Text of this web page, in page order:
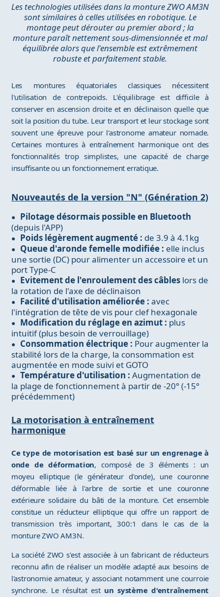
Les technologies utilisées dans la monture ZWO AM3N
sont similaires à celles utilisées en robotique. Le
montage peut dérouter au premier abord ; la
monture paraît nettement sous-dimensionnée et mal
équilibrée alors que l'ensemble est extrêmement
robuste et parfaitement stable.
Les montures équatoriales classiques nécessitent
l'utilisation de contrepoids. L'équilibrage est difficile à
conserver en ascension droite et en déclinaison quelle que
soit la position du tube. Leur transport et leur stockage sont
souvent une épreuve pour l'astronome amateur nomade.
Certaines montures à entraînement harmonique ont des
fonctionnalités trop simplistes, une capacité de charge
insuffisante ou un fonctionnement erratique.
Nouveautés de la version "N" (Génération 2)
Pilotage désormais possible en Bluetooth
(depuis l'APP)
Poids légèrement augmenté : de 3.9 à 4.1kg
Queue d'aronde femelle modifiée : elle inclus
une sortie (DC) pour alimenter un accessoire et un
port Type-C
Evitement de l'enroulement des câbleslors de
la rotation de l'axe de déclinaison
Facilité d'utilisation améliorée : avec
l'intégration de tête de vis pour clef hexagonale
Modification du réglage en azimut : plus
intuitif (plus besoin de verrouillage)
Consommation électrique : Pour augmenter la
stabilité lors de la charge, la consommation est
augmentée en mode suivi et GOTO
Température d'utilisation : Augmentation de
la plage de fonctionnement à partir de -20° (-15°
précédemment)
La motorisation à entraînement
harmonique
Ce type de motorisation est basé sur un engrenage à
onde de déformation, composé de 3 éléments : un
moyeu elliptique (le générateur d'onde), une couronne
déformable liée à l'arbre de sortie et une couronne
extérieure solidaire du bâti de la monture. Cet ensemble
constitue un réducteur elliptique qui offre un rapport de
transmission très important, 300:1 dans le cas de la
monture ZWO AM3N.
La société ZWO s'est associée à un fabricant de réducteurs
reconnu afin de réaliser un modèle adapté aux besoins de
l'astronomie amateur, y associant notamment une courroie
synchrone. Le résultat est un système d'entraînement